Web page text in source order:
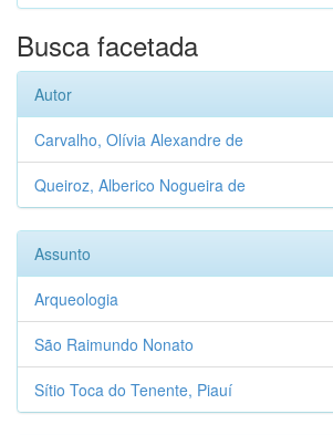
Busca facetada
Autor
Carvalho, Olívia Alexandre de
Queiroz, Alberico Nogueira de
Assunto
Arqueologia
São Raimundo Nonato
Sítio Toca do Tenente, Piauí